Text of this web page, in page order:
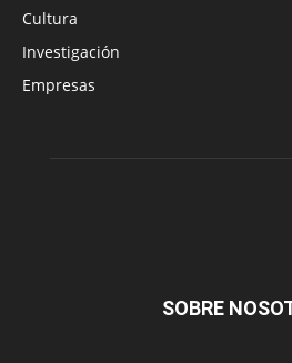
Cultura
Investigación
Empresas
SOBRE